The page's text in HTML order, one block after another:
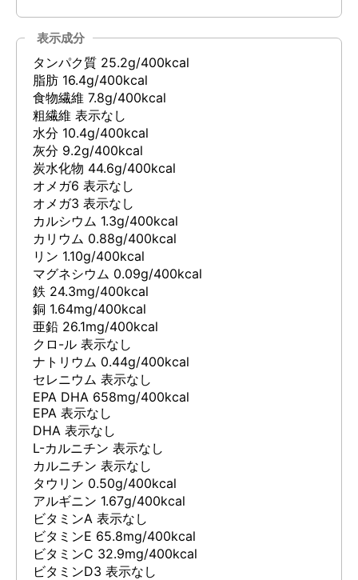
表示成分
タンパク質 25.2g/400kcal
脂肪 16.4g/400kcal
食物繊維 7.8g/400kcal
粗繊維 表示なし
水分 10.4g/400kcal
灰分 9.2g/400kcal
炭水化物 44.6g/400kcal
オメガ6 表示なし
オメガ3 表示なし
カルシウム 1.3g/400kcal
カリウム 0.88g/400kcal
リン 1.10g/400kcal
マグネシウム 0.09g/400kcal
鉄 24.3mg/400kcal
銅 1.64mg/400kcal
亜鉛 26.1mg/400kcal
クロ-ル 表示なし
ナトリウム 0.44g/400kcal
セレニウム 表示なし
EPA DHA 658mg/400kcal
EPA 表示なし
DHA 表示なし
L-カルニチン 表示なし
カルニチン 表示なし
タウリン 0.50g/400kcal
アルギニン 1.67g/400kcal
ビタミンA 表示なし
ビタミンE 65.8mg/400kcal
ビタミンC 32.9mg/400kcal
ビタミンD3 表示なし